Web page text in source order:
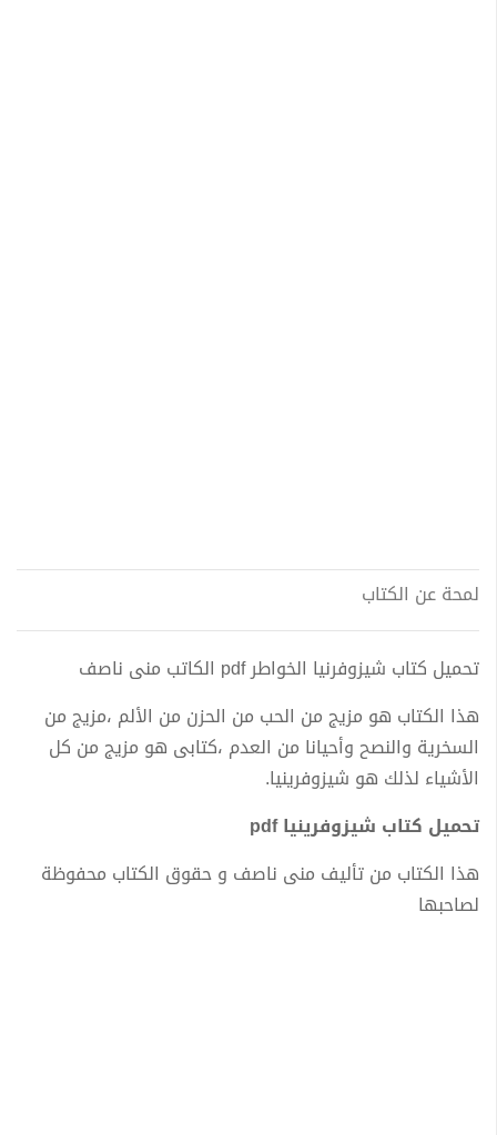
لمحة عن الكتاب
تحميل كتاب شيزوفرنيا الخواطر pdf الكاتب منى ناصف
هذا الكتاب هو مزيج من الحب من الحزن من الألم ،مزيج من
السخرية والنصح وأحيانا من العدم ،كتابى هو مزيج من كل
الأشياء لذلك هو شيزوفرينيا.
ﺗﺤﻤﻴﻞ ﻛﺘﺎﺏ شيزوفرينيا pdf
هذا الكتاب من تأليف منى ناصف و حقوق الكتاب محفوظة
لصاحبها